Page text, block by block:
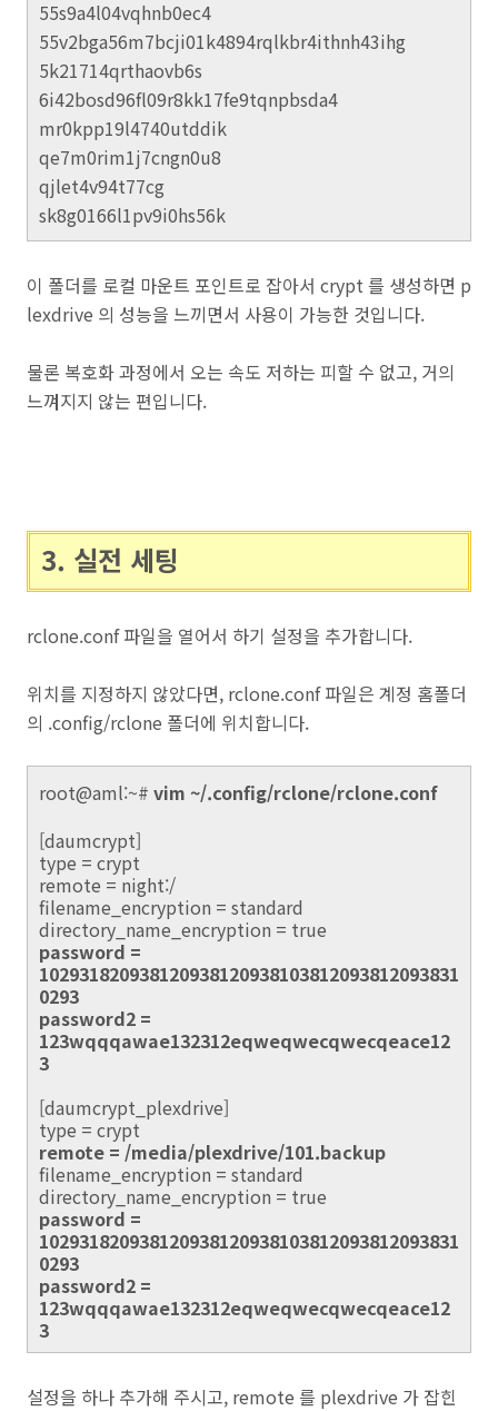
55s9a4l04vqhnb0ec4
55v2bga56m7bcji01k4894rqlkbr4ithnh43ihg
5k21714qrthaovb6s
6i42bosd96fl09r8kk17fe9tqnpbsda4
mr0kpp19l4740utddik
qe7m0rim1j7cngn0u8
qjlet4v94t77cg
sk8g0166l1pv9i0hs56k
이 폴더를 로컬 마운트 포인트로 잡아서 crypt 를 생성하면 p
lexdrive 의 성능을 느끼면서 사용이 가능한 것입니다.
물론 복호화 과정에서 오는 속도 저하는 피할 수 없고, 거의
느껴지지 않는 편입니다.
3. 실전 세팅
rclone.conf 파일을 열어서 하기 설정을 추가합니다.
위치를 지정하지 않았다면, rclone.conf 파일은 계정 홈폴더
의 .config/rclone 폴더에 위치합니다.
root@aml:~# vim ~/.config/rclone/rclone.conf
[daumcrypt]
type = crypt
remote = night:/
filename_encryption = standard
directory_name_encryption = true
password =
102931820938120938120938103812093812093831
0293
password2 =
123wqqqawae132312eqweqwecqwecqeace12
3
[daumcrypt_plexdrive]
type = crypt
remote = /media/plexdrive/101.backup
filename_encryption = standard
directory_name_encryption = true
password =
102931820938120938120938103812093812093831
0293
password2 =
123wqqqawae132312eqweqwecqwecqeace12
3
설정을 하나 추가해 주시고, remote 를 plexdrive 가 잡힌